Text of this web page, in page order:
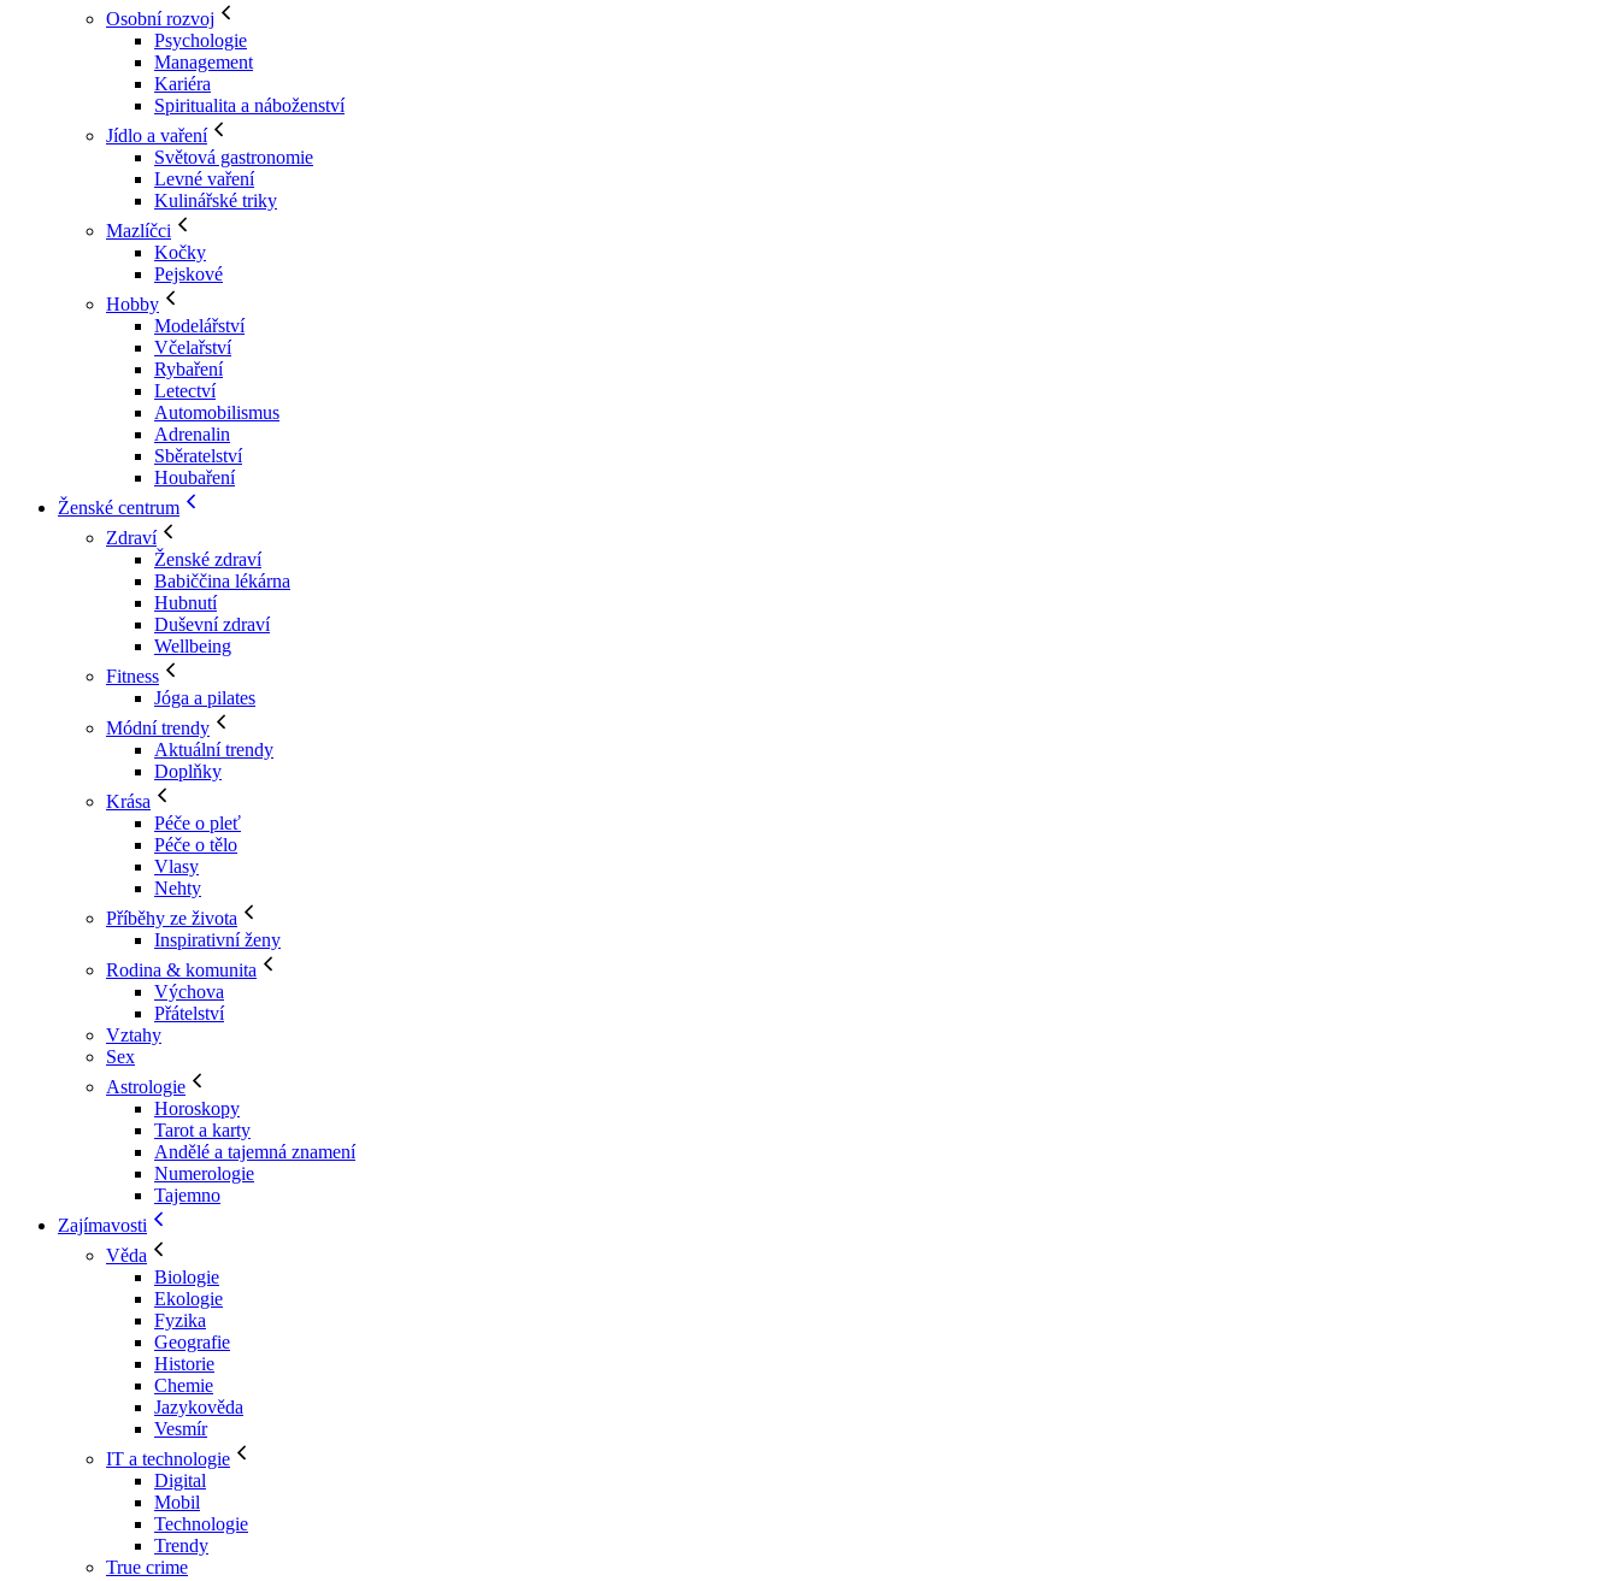
Osobní rozvoj
Psychologie
Management
Kariéra
Spiritualita a náboženství
Jídlo a vaření
Světová gastronomie
Levné vaření
Kulinářské triky
Mazlíčci
Kočky
Pejskové
Hobby
Modelářství
Včelařství
Rybaření
Letectví
Automobilismus
Adrenalin
Sběratelství
Houbaření
Ženské centrum
Zdraví
Ženské zdraví
Babiččina lékárna
Hubnutí
Duševní zdraví
Wellbeing
Fitness
Jóga a pilates
Módní trendy
Aktuální trendy
Doplňky
Krása
Péče o pleť
Péče o tělo
Vlasy
Nehty
Příběhy ze života
Inspirativní ženy
Rodina & komunita
Výchova
Přátelství
Vztahy
Sex
Astrologie
Horoskopy
Tarot a karty
Andělé a tajemná znamení
Numerologie
Tajemno
Zajímavosti
Věda
Biologie
Ekologie
Fyzika
Geografie
Historie
Chemie
Jazykověda
Vesmír
IT a technologie
Digital
Mobil
Technologie
Trendy
True crime